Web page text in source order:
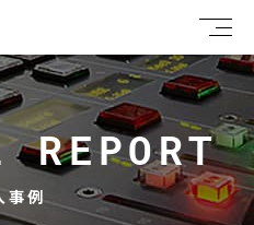
事例